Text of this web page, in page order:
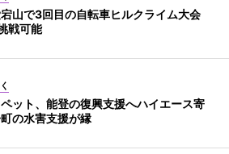
山で3回目の自転車ヒルクライム大会
戦可能
ット、能登の復興支援へハイエース寄
の水害支援が縁